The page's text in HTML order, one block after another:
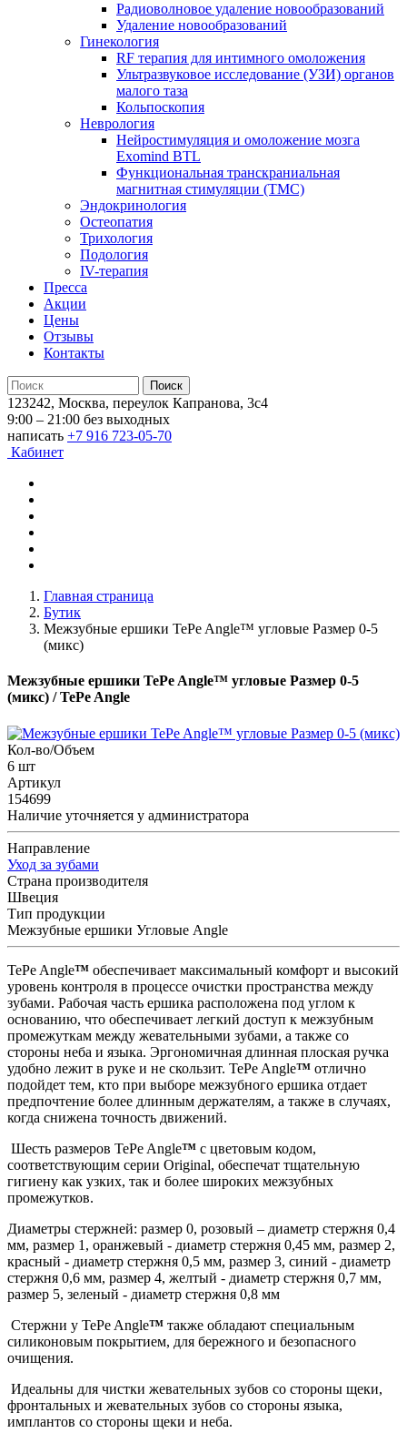
Радиоволновое удаление новообразований
Удаление новообразований
Гинекология
RF терапия для интимного омоложения
Ультразвуковое исследование (УЗИ) органов
малого таза
Кольпоскопия
Неврология
Нейростимуляция и омоложение мозга
Exomind BTL
Функциональная транскраниальная
магнитная стимуляции (ТМС)
Эндокринология
Остеопатия
Трихология
Подология
IV-терапия
Пресса
Акции
Цены
Отзывы
Контакты
123242, Москва, переулок Капранова, 3с4
9:00 – 21:00 без выходных
написать +7 916 723-05-70
Кабинет
Главная страница
Бутик
Межзубные ершики TePe Angle™ угловые Размер 0-5
(микс)
Межзубные ершики TePe Angle™ угловые Размер 0-5
(микс) / TePe Angle
Кол-во/Объем
6 шт
Артикул
154699
Наличие уточняется у администратора
Направление
Уход за зубами
Страна производителя
Швеция
Тип продукции
Межзубные ершики Угловые Angle
TePe Angle™ обеспечивает максимальный комфорт и высокий
уровень контроля в процессе очистки пространства между
зубами. Рабочая часть ершика расположена под углом к
основанию, что обеспечивает легкий доступ к межзубным
промежуткам между жевательными зубами, а также со
стороны неба и языка. Эргономичная длинная плоская ручка
удобно лежит в руке и не скользит. TePe Angle™ отлично
подойдет тем, кто при выборе межзубного ершика отдает
предпочтение более длинным держателям, а также в случаях,
когда снижена точность движений.
Шесть размеров TePe Angle™ с цветовым кодом,
соответствующим серии Original, обеспечат тщательную
гигиену как узких, так и более широких межзубных
промежутков.
Диаметры стержней: размер 0, розовый – диаметр стержня 0,4
мм, размер 1, оранжевый - диаметр стержня 0,45 мм, размер 2,
красный - диаметр стержня 0,5 мм, размер 3, синий - диаметр
стержня 0,6 мм, размер 4, желтый - диаметр стержня 0,7 мм,
размер 5, зеленый - диаметр стержня 0,8 мм
Стержни у TePe Angle™ также обладают специальным
силиконовым покрытием, для бережного и безопасного
очищения.
Идеальны для чистки жевательных зубов со стороны щеки,
фронтальных и жевательных зубов со стороны языка,
имплантов со стороны щеки и неба.